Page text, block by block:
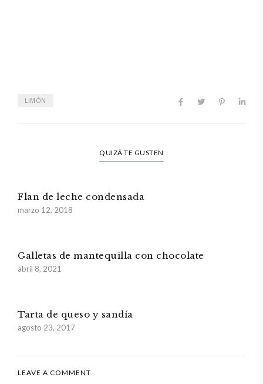
LIMÓN
QUIZÁ TE GUSTEN
Flan de leche condensada
marzo 12, 2018
Galletas de mantequilla con chocolate
abril 8, 2021
Tarta de queso y sandía
agosto 23, 2017
LEAVE A COMMENT